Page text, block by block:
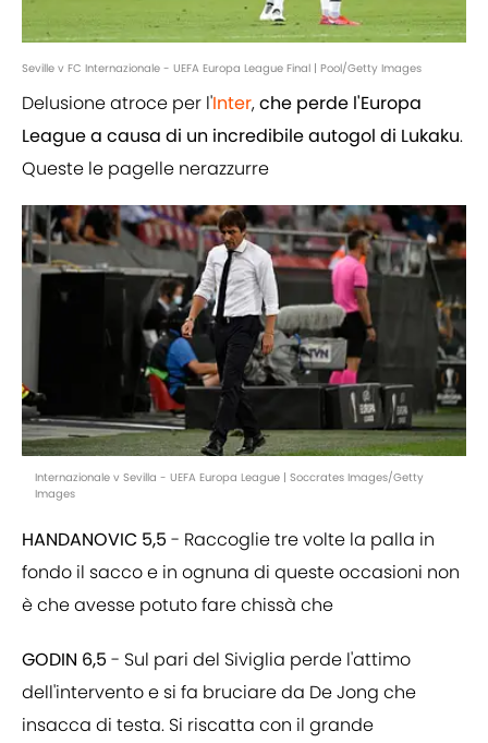
Seville v FC Internazionale - UEFA Europa League Final | Pool/Getty Images
Delusione atroce per l'Inter,che perde l'Europa
League a causa di un incredibile autogol di Lukaku.
Queste le pagelle nerazzurre
Internazionale v Sevilla - UEFA Europa League | Soccrates Images/Getty
Images
HANDANOVIC 5,5 - Raccoglie tre volte la palla in
fondo il sacco e in ognuna di queste occasioni non
è che avesse potuto fare chissà che
GODIN 6,5 - Sul pari del Siviglia perde l'attimo
dell'intervento e si fa bruciare da De Jong che
insacca di testa. Si riscatta con il grande